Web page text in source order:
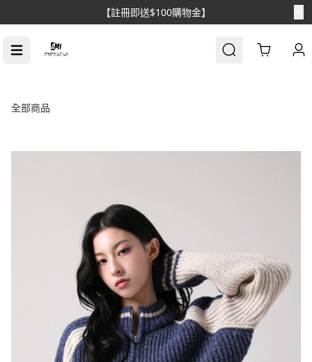
【註冊即送$100購物金】
Cart
全部商品